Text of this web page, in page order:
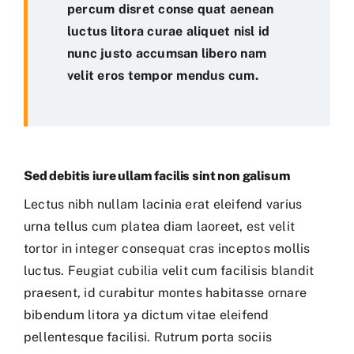
percum disret conse quat aenean
luctus litora curae aliquet nisl id
nunc justo accumsan libero nam
velit eros tempor mendus cum.
Sed debitis iure ullam facilis sint non galisum
Lectus nibh nullam lacinia erat eleifend varius
urna tellus cum platea diam laoreet, est velit
tortor in integer consequat cras inceptos mollis
luctus. Feugiat cubilia velit cum facilisis blandit
praesent, id curabitur montes habitasse ornare
bibendum litora ya dictum vitae eleifend
pellentesque facilisi. Rutrum porta sociis